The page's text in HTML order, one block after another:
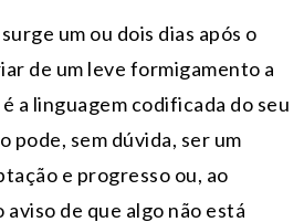
um ou dois dias após o
de um leve formigamento a
a linguagem codificada do seu
pode, sem dúvida, ser um
e progresso ou, ao
de que algo não está